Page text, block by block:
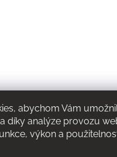
abychom Vám
díky analýze provozu
výkon a